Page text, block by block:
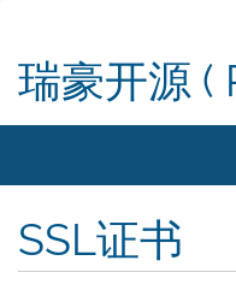
瑞豪开源 (
SSL证书